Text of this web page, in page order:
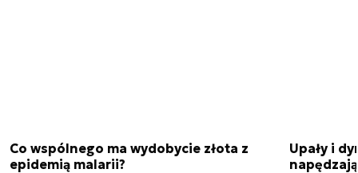
Co wspólnego ma wydobycie złota z
epidemią malarii?
Upały i